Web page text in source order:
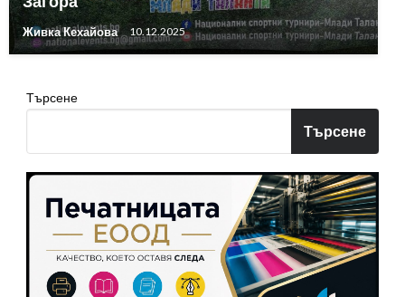
Живка Кехайова 10.12.2025
Търсене
Търсене